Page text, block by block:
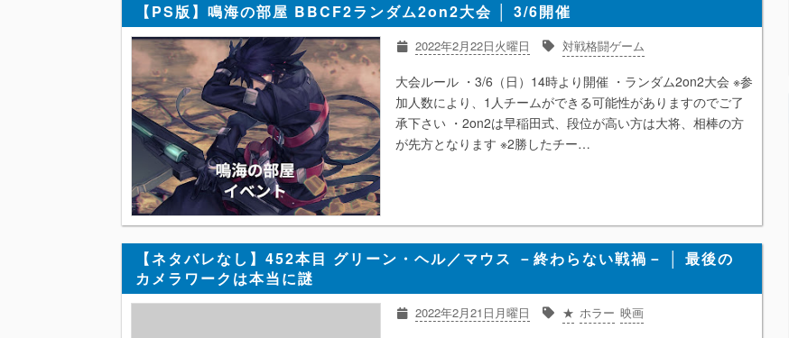
【PS版】鳴海の部屋 BBCF2ランダム2on2大会 │ 3/6開催
2022年2月22日火曜日 対戦格闘ゲーム
大会ルール ・3/6（日）14時より開催 ・ランダム2on2大会 ※参
加人数により、1人チームができる可能性がありますのでご了
承下さい ・2on2は早稲田式、段位が高い方は大将、相棒の方
が先方となります ※2勝したチー…
【ネタバレなし】452本目 グリーン・ヘル／マウス －終わらない戦禍－ │ 最後の
カメラワークは本当に謎
2022年2月21日月曜日 ★ ホラー 映画